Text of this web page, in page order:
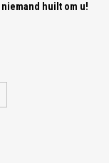
huilt om u!